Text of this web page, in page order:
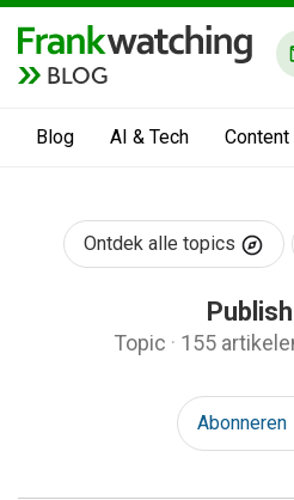
BLOG
Blog AI & Tech
Ontdek alle topics
Topic · 155
Abonneren